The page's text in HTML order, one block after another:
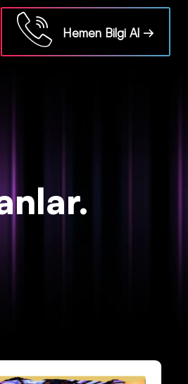
on line18 Hemen Bilgi Al →